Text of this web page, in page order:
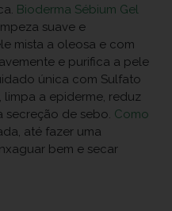
Bioderma Sébium Gel
suave e
mista a oleosa e com
e purifica a pele
única com Sulfato
a epiderme, reduz
secreção de sebo. Como
até fazer uma
bem e secar